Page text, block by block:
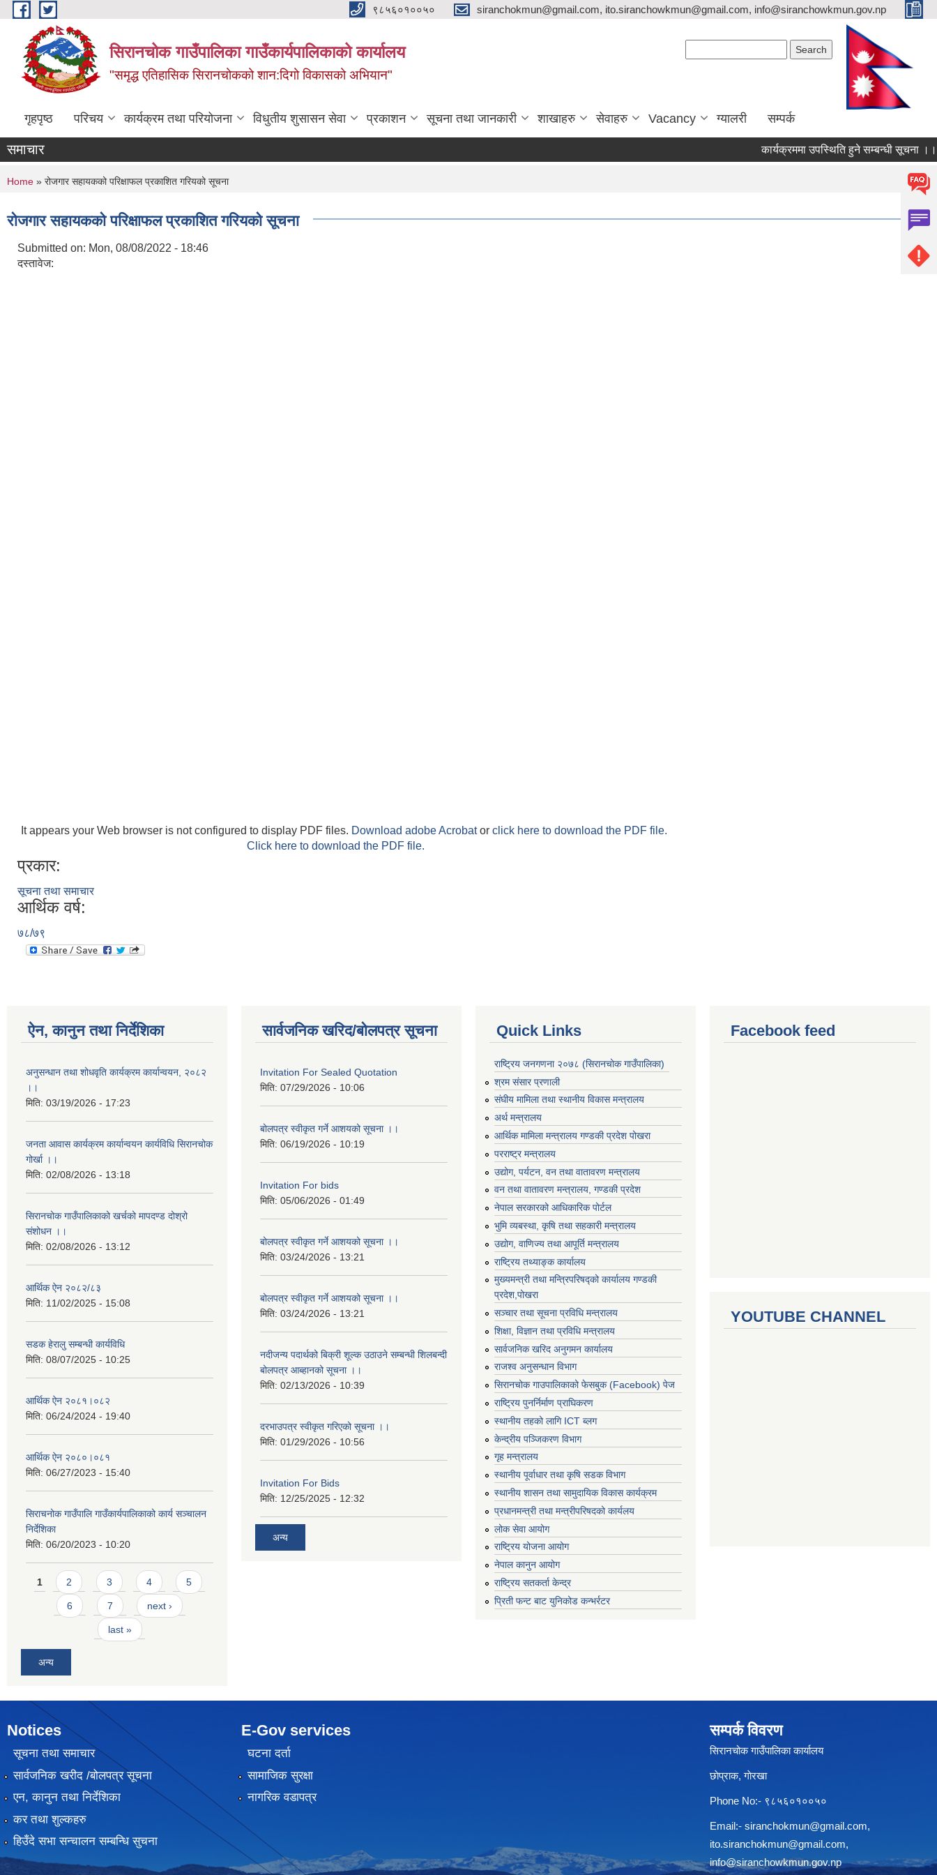
Skip to main content ९८५६०१००५० siranchokmun@gmail.com, ito.siranchowkmun@gmail.com, info@siranchowkmun.gov.np
सिरानचोक गाउँपालिका गाउँकार्यपालिकाको कार्यालय
"समृद्ध एतिहासिक सिरानचोकको शान:दिगो विकासको अभियान"
गृहपृष्ठ परिचय कार्यक्रम तथा परियोजना विधुतीय शुसासन सेवा प्रकाशन सूचना तथा जानकारी शाखाहरु सेवाहरु Vacancy ग्यालरी सम्पर्क
समाचार कार्यक्रममा उपस्थिति हुने सम्बन्धी सूचना ।।
You are here
Home » रोजगार सहायकको परिक्षाफल प्रकाशित गरियको सूचना
रोजगार सहायकको परिक्षाफल प्रकाशित गरियको सूचना
Submitted on: Mon, 08/08/2022 - 18:46
दस्तावेज:
It appears your Web browser is not configured to display PDF files. Download adobe Acrobator click here to download the PDF file.
Click here to download the PDF file.
प्रकार:
सूचना तथा समाचार
आर्थिक वर्ष:
७८/७९
ऐन, कानुन तथा निर्देशिका
अनुसन्धान तथा शोधवृति कार्यक्रम कार्यान्वयन, २०८२
।।
मिति: 03/19/2026 - 17:23
जनता आवास कार्यक्रम कार्यान्वयन कार्यविधि सिरानचोक
गोर्खा ।।
मिति: 02/08/2026 - 13:18
सिरानचोक गाउँपालिकाको खर्चको मापदण्ड दोश्रो
संशोधन ।।
मिति: 02/08/2026 - 13:12
आर्थिक ऐन २०८२/८३
मिति: 11/02/2025 - 15:08
सडक हेरालु सम्बन्धी कार्यविधि
मिति: 08/07/2025 - 10:25
आर्थिक ऐन २०८१।०८२
मिति: 06/24/2024 - 19:40
आर्थिक ऐन २०८०।०८१
मिति: 06/27/2023 - 15:40
सिराचनोक गाउँपालि गाउँकार्यपालिकाको कार्य सञ्चालन
निर्देशिका
मिति: 06/20/2023 - 10:20
Pages
1 2 3 4 5
6 7 next ›
last »
अन्य
सार्वजनिक खरिद/बोलपत्र सूचना
Invitation For Sealed Quotation
मिति: 07/29/2026 - 10:06
बोलपत्र स्वीकृत गर्ने आशयको सूचना ।।
मिति: 06/19/2026 - 10:19
Invitation For bids
मिति: 05/06/2026 - 01:49
बोलपत्र स्वीकृत गर्ने आशयको सूचना ।।
मिति: 03/24/2026 - 13:21
बोलपत्र स्वीकृत गर्ने आशयको सूचना ।।
मिति: 03/24/2026 - 13:21
नदीजन्य पदार्थको बिक्री शूल्क उठाउने सम्बन्धी शिलबन्दी
बोलपत्र आब्हानको सूचना ।।
मिति: 02/13/2026 - 10:39
दरभाउपत्र स्वीकृत गरिएको सूचना ।।
मिति: 01/29/2026 - 10:56
Invitation For Bids
मिति: 12/25/2025 - 12:32
अन्य
Quick Links
राष्ट्रिय जनगणना २०७८ (सिरानचोक गाउँपालिका)
श्रम संसार प्रणाली
संघीय मामिला तथा स्थानीय विकास मन्त्रालय
अर्थ मन्त्रालय
आर्थिक मामिला मन्त्रालय गण्डकी प्रदेश पोखरा
परराष्ट्र मन्त्रालय
उद्योग, पर्यटन, वन तथा वातावरण मन्त्रालय
वन तथा वातावरण मन्त्रालय, गण्डकी प्रदेश
नेपाल सरकारको आधिकारिक पोर्टल
भुमि व्यबस्था, कृषि तथा सहकारी मन्त्रालय
उद्योग, वाणिज्य तथा आपूर्ति मन्त्रालय
राष्ट्रिय तथ्याङ्क कार्यालय
मुख्यमन्त्री तथा मन्त्रिपरिषद्को कार्यालय गण्डकी
प्रदेश,पोखरा
सञ्‍चार तथा सूचना प्रविधि मन्त्रालय
शिक्षा, विज्ञान तथा प्रविधि मन्त्रालय
सार्वजनिक खरिद अनुगमन कार्यालय
राजश्व अनुसन्धान विभाग
सिरानचोक गाउपालिकाको फेसबुक (Facebook) पेज
राष्ट्रिय पुनर्निर्माण प्राघिकरण
स्थानीय तहको लागि ICT ब्लग
केन्द्रीय पञ्जिकरण विभाग
गृह मन्त्रालय
स्थानीय पूर्वाधार तथा कृषि सडक विभाग
स्थानीय शासन तथा सामुदायिक विकास कार्यक्रम
प्रधानमन्त्री तथा मन्त्रीपरिषदको कार्यलय
लोक सेवा आयोग
राष्ट्रिय योजना आयोग
नेपाल कानुन आयोग
राष्ट्रिय सतकर्ता केन्द्र
प्रिती फन्ट बाट युनिकोड कन्भर्रटर
Facebook feed
YOUTUBE CHANNEL
Notices
सूचना तथा समाचार
सार्वजनिक खरीद /बोलपत्र सूचना
एन, कानुन तथा निर्देशिका
कर तथा शुल्कहरु
हिउँदे सभा सन्चालन सम्बन्धि सुचना
E-Gov services
घटना दर्ता
सामाजिक सुरक्षा
नागरिक वडापत्र
सम्पर्क विवरण
सिरानचोक गाउँपालिका कार्यालय
छाेप्राक, गाेरखा
Phone No:- ९८५६०१००५०
Email:- siranchokmun@gmail.com,
ito.siranchokmun@gmail.com,
info@siranchowkmun.gov.np